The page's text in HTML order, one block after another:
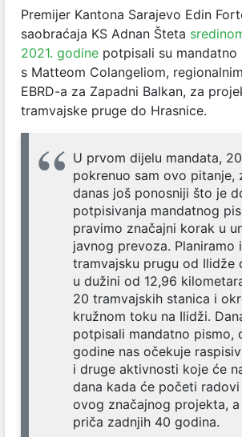
Premijer Kantona Sarajevo Edin
saobraćaja KS Adnan Šteta
2021. godine potpisali su mandatno
s Matteom Colangeliom,
EBRD-a za Zapadni Balkan, za
tramvajske pruge do Hrasnice.
U prvom dijelu mandata,
pokrenuo sam ovo pitanje,
danas još ponosniji što je
potpisivanja mandatnog
pravimo značajni korak u
javnog prevoza. Planiramo
tramvajsku prugu od Ilidže
u dužini od 12,96
20 tramvajskih stanica i
kružnom toku na Ilidži.
potpisali mandatno pismo,
godine nas očekuje
i druge aktivnosti koje će
dana kada će početi
ovog značajnog projekta,
priča zadnjih 40 godina.